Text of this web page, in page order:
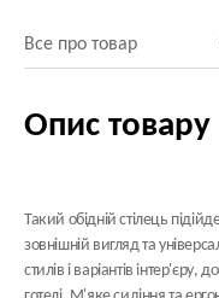
Все про товар
Опис товару
Такий обідній стілець
зовнішній вигляд та
стилів і варіантів